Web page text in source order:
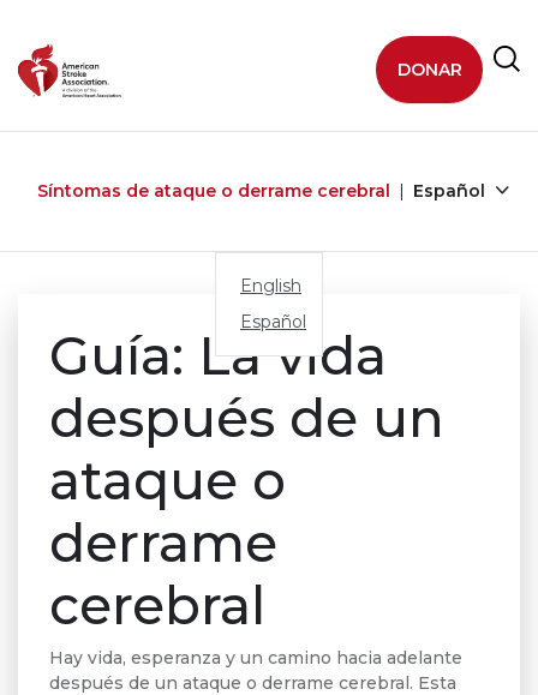
DONAR
Síntomas de ataque o derrame cerebral Español
English
Español
Guía: La vida
después de un
ataque o
derrame
cerebral
Hay vida, esperanza y un camino hacia adelante
después de un ataque o derrame cerebral. Esta